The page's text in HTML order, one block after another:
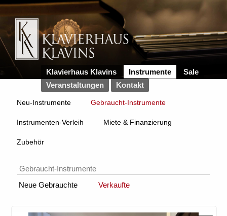
Klavierhaus Klavins Instrumente
Sale
Veranstaltungen
Kontakt
Neu-Instrumente Gebraucht-Instrumente
Instrumenten-Verleih Miete & Finanzierung
Zubehör
Gebraucht-Instrumente
Neue Gebrauchte
Verkaufte